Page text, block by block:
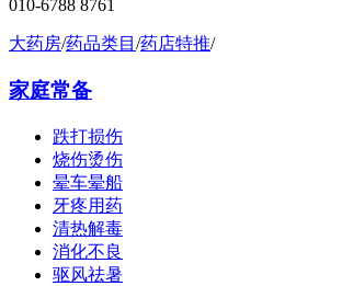
010-6788 8761
大药房/药品类目 /药店特推/
家庭常备
跌打损伤
烧伤烫伤
晕车晕船
牙疼用药
清热解毒
消化不良
驱风祛暑